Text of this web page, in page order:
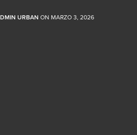
URBAN ON MARZO 3, 2026